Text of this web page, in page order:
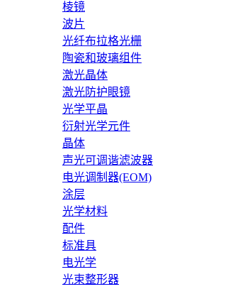
棱镜
波片
光纤布拉格光栅
陶瓷和玻璃组件
激光晶体
激光防护眼镜
光学平晶
衍射光学元件
晶体
声光可调谐滤波器
电光调制器(EOM)
涂层
光学材料
配件
标准具
电光学
光束整形器